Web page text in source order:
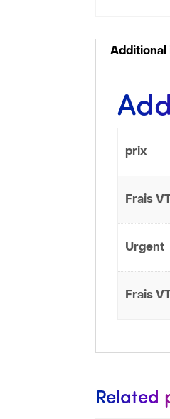
Additional
prix
Frais
Urgent
Frais
Related